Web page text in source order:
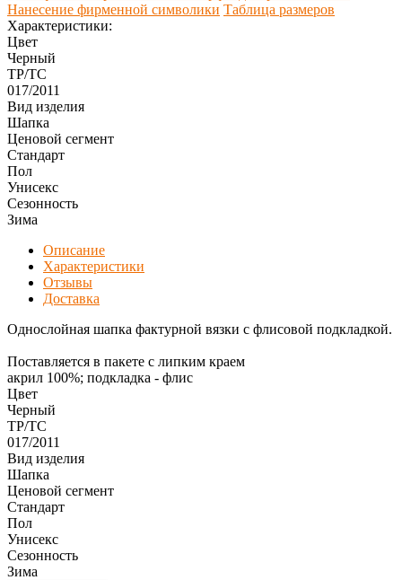
Нанесение фирменной символики Таблица размеров
Характеристики:
Цвет
Черный
ТР/ТС
017/2011
Вид изделия
Шапка
Ценовой сегмент
Стандарт
Пол
Унисекс
Сезонность
Зима
Описание
Характеристики
Отзывы
Доставка
Однослойная шапка фактурной вязки с флисовой подкладкой.
Поставляется в пакете с липким краем
акрил 100%; подкладка - флис
Цвет
Черный
ТР/ТС
017/2011
Вид изделия
Шапка
Ценовой сегмент
Стандарт
Пол
Унисекс
Сезонность
Зима